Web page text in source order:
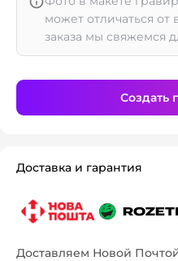
может отличаться от
заказа мы свяжемся
Создать
Доставка и гарантия
Доставляем Новой